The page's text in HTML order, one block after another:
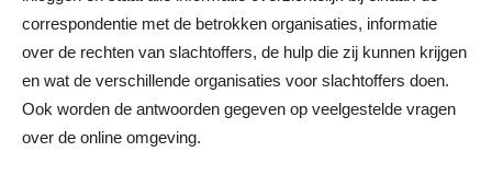
correspondentie met de betrokken organisaties, informatie
over de rechten van slachtoffers, de hulp die zij kunnen krijgen
en wat de verschillende organisaties voor slachtoffers doen.
Ook worden de antwoorden gegeven op veelgestelde vragen
over de online omgeving.